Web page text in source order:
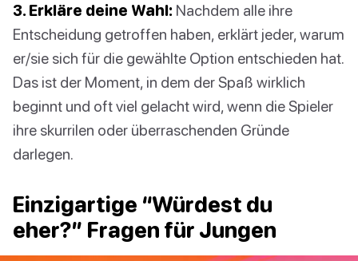
3. Erkläre deine Wahl: Nachdem alle ihre
Entscheidung getroffen haben, erklärt jeder, warum
er/sie sich für die gewählte Option entschieden hat.
Das ist der Moment, in dem der Spaß wirklich
beginnt und oft viel gelacht wird, wenn die Spieler
ihre skurrilen oder überraschenden Gründe
darlegen.
Einzigartige “Würdest du
eher?” Fragen für Jungen